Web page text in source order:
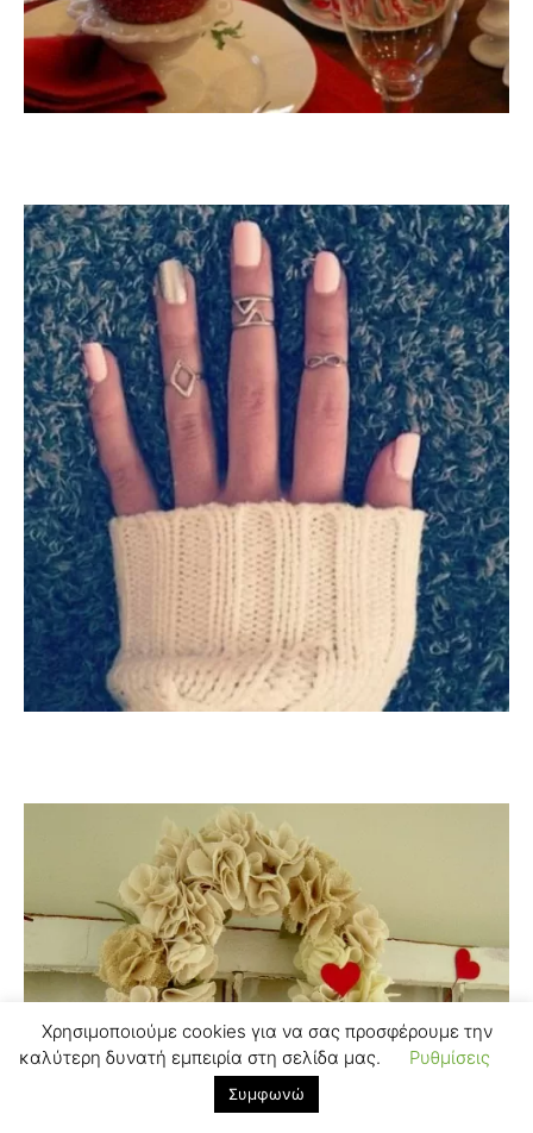
Χρησιμοποιούμε cookies για να σας προσφέρουμε την
καλύτερη δυνατή εμπειρία στη σελίδα μας.
Ρυθμίσεις
Συμφωνώ